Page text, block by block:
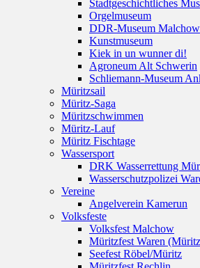
Stadtgeschichtliches
Orgelmuseum
DDR-Museum Malchow
Kunstmuseum
Kiek in un wunner di!
Agroneum Alt Schwerin
Schliemann-Museum
Müritzsail
Müritz-Saga
Müritzschwimmen
Müritz-Lauf
Müritz Fischtage
Wassersport
DRK Wasserrettung
Wasserschutzpolizei
Vereine
Angelverein Kamerun
Volksfeste
Volksfest Malchow
Müritzfest Waren
Seefest Röbel/Müritz